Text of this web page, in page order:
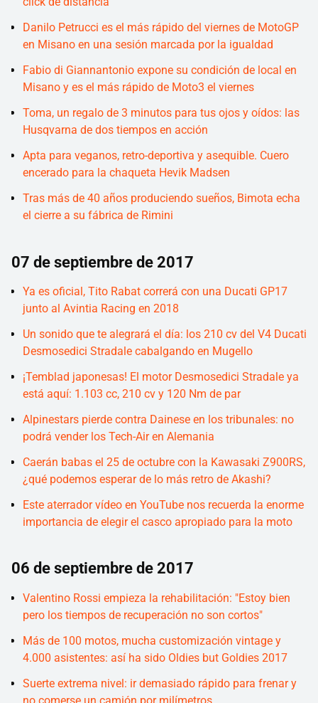
Danilo Petrucci es el más rápido del viernes de MotoGP
en Misano en una sesión marcada por la igualdad
Fabio di Giannantonio expone su condición de local en
Misano y es el más rápido de Moto3 el viernes
Toma, un regalo de 3 minutos para tus ojos y oídos: las
Husqvarna de dos tiempos en acción
Apta para veganos, retro-deportiva y asequible. Cuero
encerado para la chaqueta Hevik Madsen
Tras más de 40 años produciendo sueños, Bimota echa
el cierre a su fábrica de Rimini
07 de septiembre de 2017
Ya es oficial, Tito Rabat correrá con una Ducati GP17
junto al Avintia Racing en 2018
Un sonido que te alegrará el día: los 210 cv del V4 Ducati
Desmosedici Stradale cabalgando en Mugello
¡Temblad japonesas! El motor Desmosedici Stradale ya
está aquí: 1.103 cc, 210 cv y 120 Nm de par
Alpinestars pierde contra Dainese en los tribunales: no
podrá vender los Tech-Air en Alemania
Caerán babas el 25 de octubre con la Kawasaki Z900RS,
¿qué podemos esperar de lo más retro de Akashi?
Este aterrador vídeo en YouTube nos recuerda la enorme
importancia de elegir el casco apropiado para la moto
06 de septiembre de 2017
Valentino Rossi empieza la rehabilitación: "Estoy bien
pero los tiempos de recuperación no son cortos"
Más de 100 motos, mucha customización vintage y
4.000 asistentes: así ha sido Oldies but Goldies 2017
Suerte extrema nivel: ir demasiado rápido para frenar y
no comerse un camión por milímetros